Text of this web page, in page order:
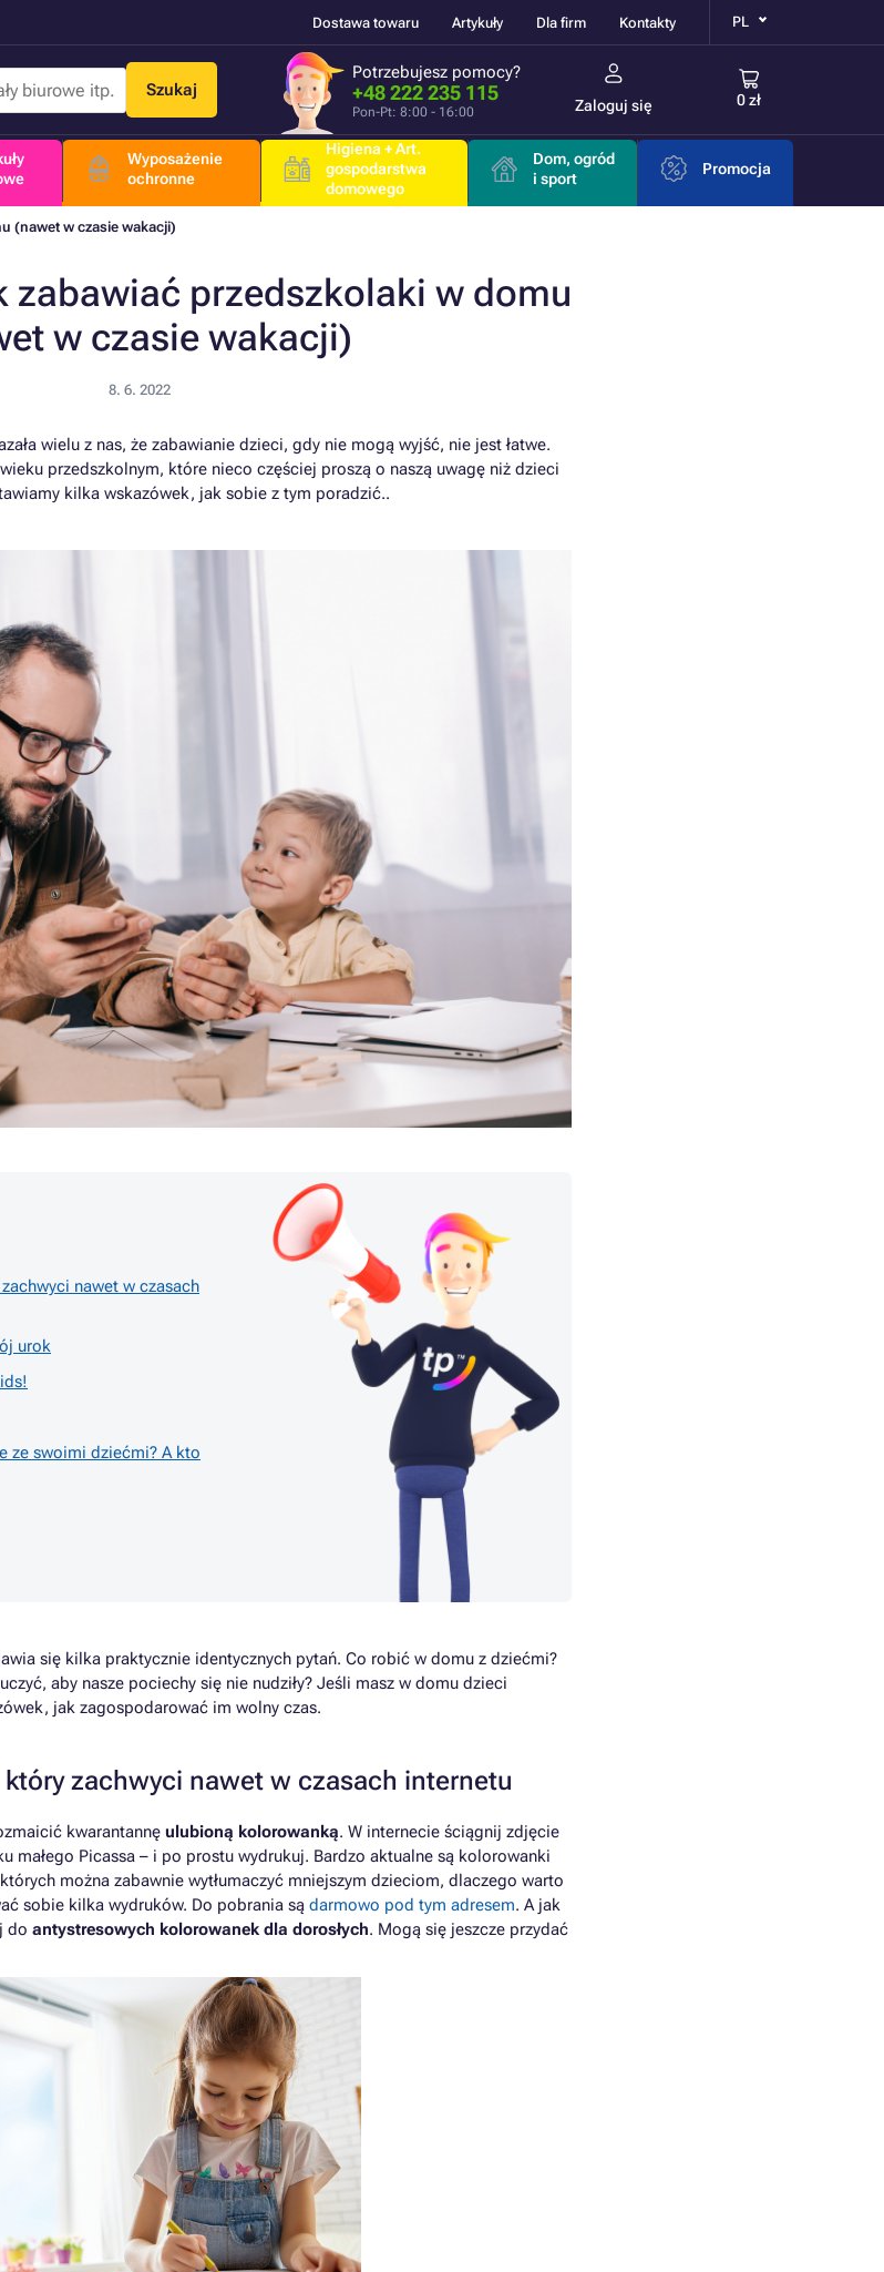
Dostawa towaru Artykuły Dla firm Kontakty PL
Szukaj
Potrzebujesz pomocy?
+48 222 235 115
Pon-Pt: 8:00 - 16:00 Zaloguj się 0 zł
Wyposażenie
ochronne
Higiena + Art.
gospodarstwa
domowego
Dom, ogród
i sport
Promocja
(nawet w czasie wakacji)
zabawiać przedszkolaki w domu
w czasie wakacji)
8. 6. 2022
wielu z nas, że zabawianie dzieci, gdy nie mogą wyjść, nie jest łatwe.
przedszkolnym, które nieco częściej proszą o naszą uwagę niż dzieci
kilka wskazówek, jak sobie z tym poradzić..
nawet w czasach
urok
ze swoimi dziećmi? A kto
się kilka praktycznie identycznych pytań. Co robić w domu z dziećmi?
aby nasze pociechy się nie nudziły? Jeśli masz w domu dzieci
jak zagospodarować im wolny czas.
zachwyci nawet w czasach internetu
kwarantannę ulubioną kolorowanką. W internecie ściągnij zdjęcie
małego Picassa – i po prostu wydrukuj. Bardzo aktualne są kolorowanki
można zabawnie wytłumaczyć mniejszym dzieciom, dlaczego warto
sobie kilka wydruków. Do pobrania są darmowo pod tym adresem. A jak
do antystresowych kolorowanek dla dorosłych. Mogą się jeszcze przydać